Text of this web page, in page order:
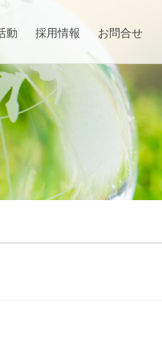
動 採用情報 お問合せ